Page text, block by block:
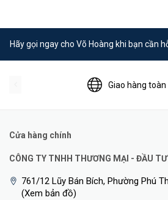
Hãy gọi ngay cho Võ Hoàng khi bạn cần
Giao hàng toàn
Cửa hàng chính
CÔNG TY TNHH THƯƠNG MẠI - ĐẦU TƯ
761/12 Lũy Bán Bích, Phường Phú
(Xem bản đồ)